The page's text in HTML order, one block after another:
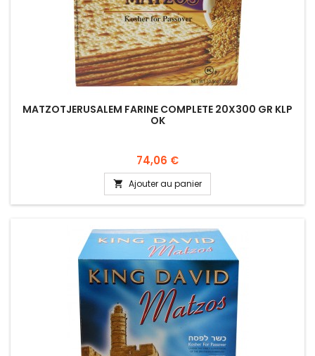
MATZOTJERUSALEM FARINE COMPLETE 20X300 GR KLP
OK
Prix
74,06 €
 Ajouter au panier